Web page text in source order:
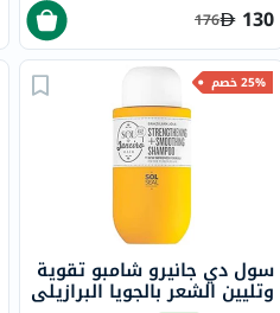
130
176
25% خصم
سول دي جانيرو شامبو تقوية
وتليين الشعر بالجويا البرازيلي